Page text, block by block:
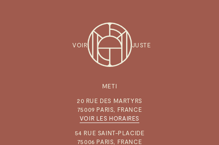
VOIR JUSTE
METI
20 RUE DES MARTYRS
75009 PARIS, FRANCE
VOIR LES HORAIRES
54 RUE SAINT-PLACIDE
75006 PARIS, FRANCE